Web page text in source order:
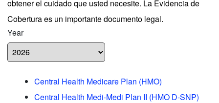
obtener el cuidado que usted necesite. La Evidencia de
Cobertura es un importante documento legal.
Year
Central Health Medicare Plan (HMO)
Central Health Medi-Medi Plan II (HMO D-SNP)